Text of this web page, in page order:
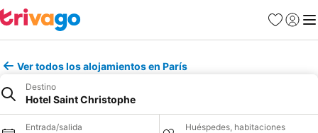
Favoritos
Iniciar
Ver todos los alojamientos en París
Destino
Hotel Saint Christophe
Entrada/salida Huéspedes, habitaciones